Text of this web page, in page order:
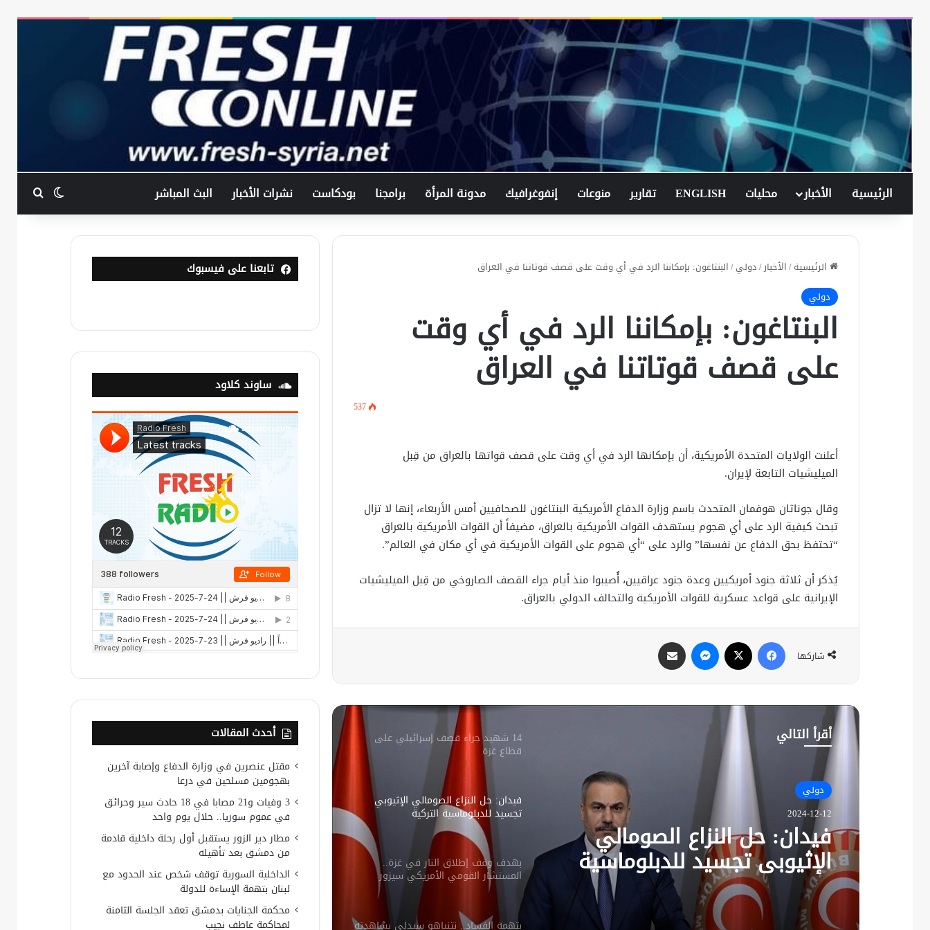
الرئيسية الأخبار محليات ENGLISH تقارير منوعات إنفوغرافيك مدونة المرأة برامجنا بودكاست نشرات الأخبار البث المباشر الوضعبحث
الرئيسية/الأخبار/دولي/البنتاغون: بإمكاننا الرد في أي وقت على قصف قوتاتنا في العراق
دولي
البنتاغون: بإمكاننا الرد في أي وقت
على قصف قوتاتنا في العراق
537
أعلنت الولايات المتحدة اﻷمريكية، أن بإمكانها الرد في أي وقت على قصف قواتها بالعراق من قِبل
الميليشيات التابعة ﻹيران.
وقال جوناثان هوفمان المتحدث باسم وزارة الدفاع الأمريكية البنتاغون للصحافيين أمس الأربعاء، إنها لا تزال
تبحث كيفية الرد على أي هجوم يستهدف القوات الأمريكية بالعراق، مضيفاً أن القوات اﻷمريكية بالعراق
“تحتفظ بحق الدفاع عن نفسها” والرد على “أي هجوم على القوات الأمريكية في أي مكان في العالم”.
يُذكر أن ثلاثة جنود أمريكيين وعدة جنود عراقيين، أُصيبوا منذ أيام جراء القصف الصاروخي من قِبل الميليشيات
اﻹيرانية على قواعد عسكرية للقوات اﻷمريكية والتحالف الدولي بالعراق.
شاركها
فيسبوك ماسنجر
أقرأ التالي
دولي
2024-12-12
فيدان: حل النزاع الصومالي
الإثيوبي تجسيد للدبلوماسية
التركية
فيدان: حل النزاع الصومالي الإثيوبي
تجسيد للدبلوماسية التركية
بهدف وقف إطلاق النار في غزة..
إسرائيل
أمام ثلاثة قُضاة
أممية لإيصال المساعدات للمحاصرين
شمال غزة
من سوريا ولبنان
إيران تستهدف 3 دول عربية والاردن
في الثامنة والنصف صباح الغد
إسرائيل و”حماس” في غزة
14 شهيد جراء قصف إسرائيلي على
قطاع غزة
فيدان: حل النزاع الصومالي الإثيوبي
تجسيد للدبلوماسية التركية
بهدف وقف إطلاق النار في غزة..
المستشار القومي الأمريكي سيزور
إسرائيل
بتهمة الفساد.. نتنياهو سيدلي بشاهدته
تابعنا على فيسبوك
ساوند كلاود
أحدث المقالات
مقتل عنصرين في وزارة الدفاع وإصابة آخرين
بهجومين مسلحين في درعا
3 وفيات و21 مصابا في 18 حادث سير وحرائق
في عموم سوريا.. خلال يوم واحد
مطار دير الزور يستقبل أول رحلة داخلية قادمة
من دمشق بعد تأهيله
الداخلية السورية توقف شخص عند الحدود مع
لبنان بتهمة الإساءة للدولة
محكمة الجنايات بدمشق تعقد الجلسة الثامنة
لمحاكمة عاطف نجيب